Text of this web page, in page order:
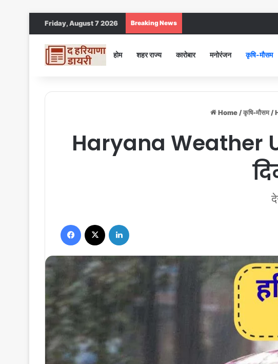
Friday, August 7 2026 Breaking News
होम शहर राज्य कारोबार मनोरंजन कृषि-मौसम
Home /कृषि-मौसम /
Haryana Weather
Facebook